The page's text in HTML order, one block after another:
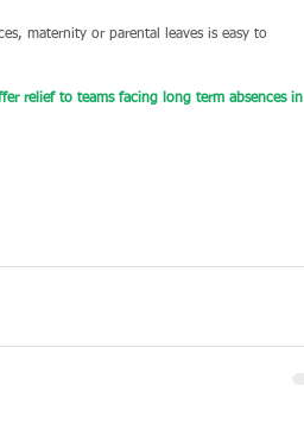
maternity or parental leaves is easy to
relief to teams facing long term absences in